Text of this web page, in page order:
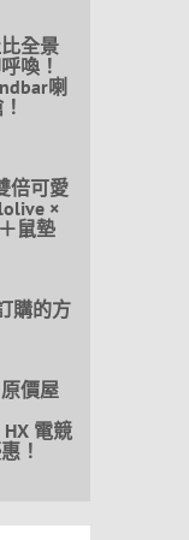
全景
喚！
喇
倍可愛
×
鼠墊
購的方
價屋
HX 電競
！